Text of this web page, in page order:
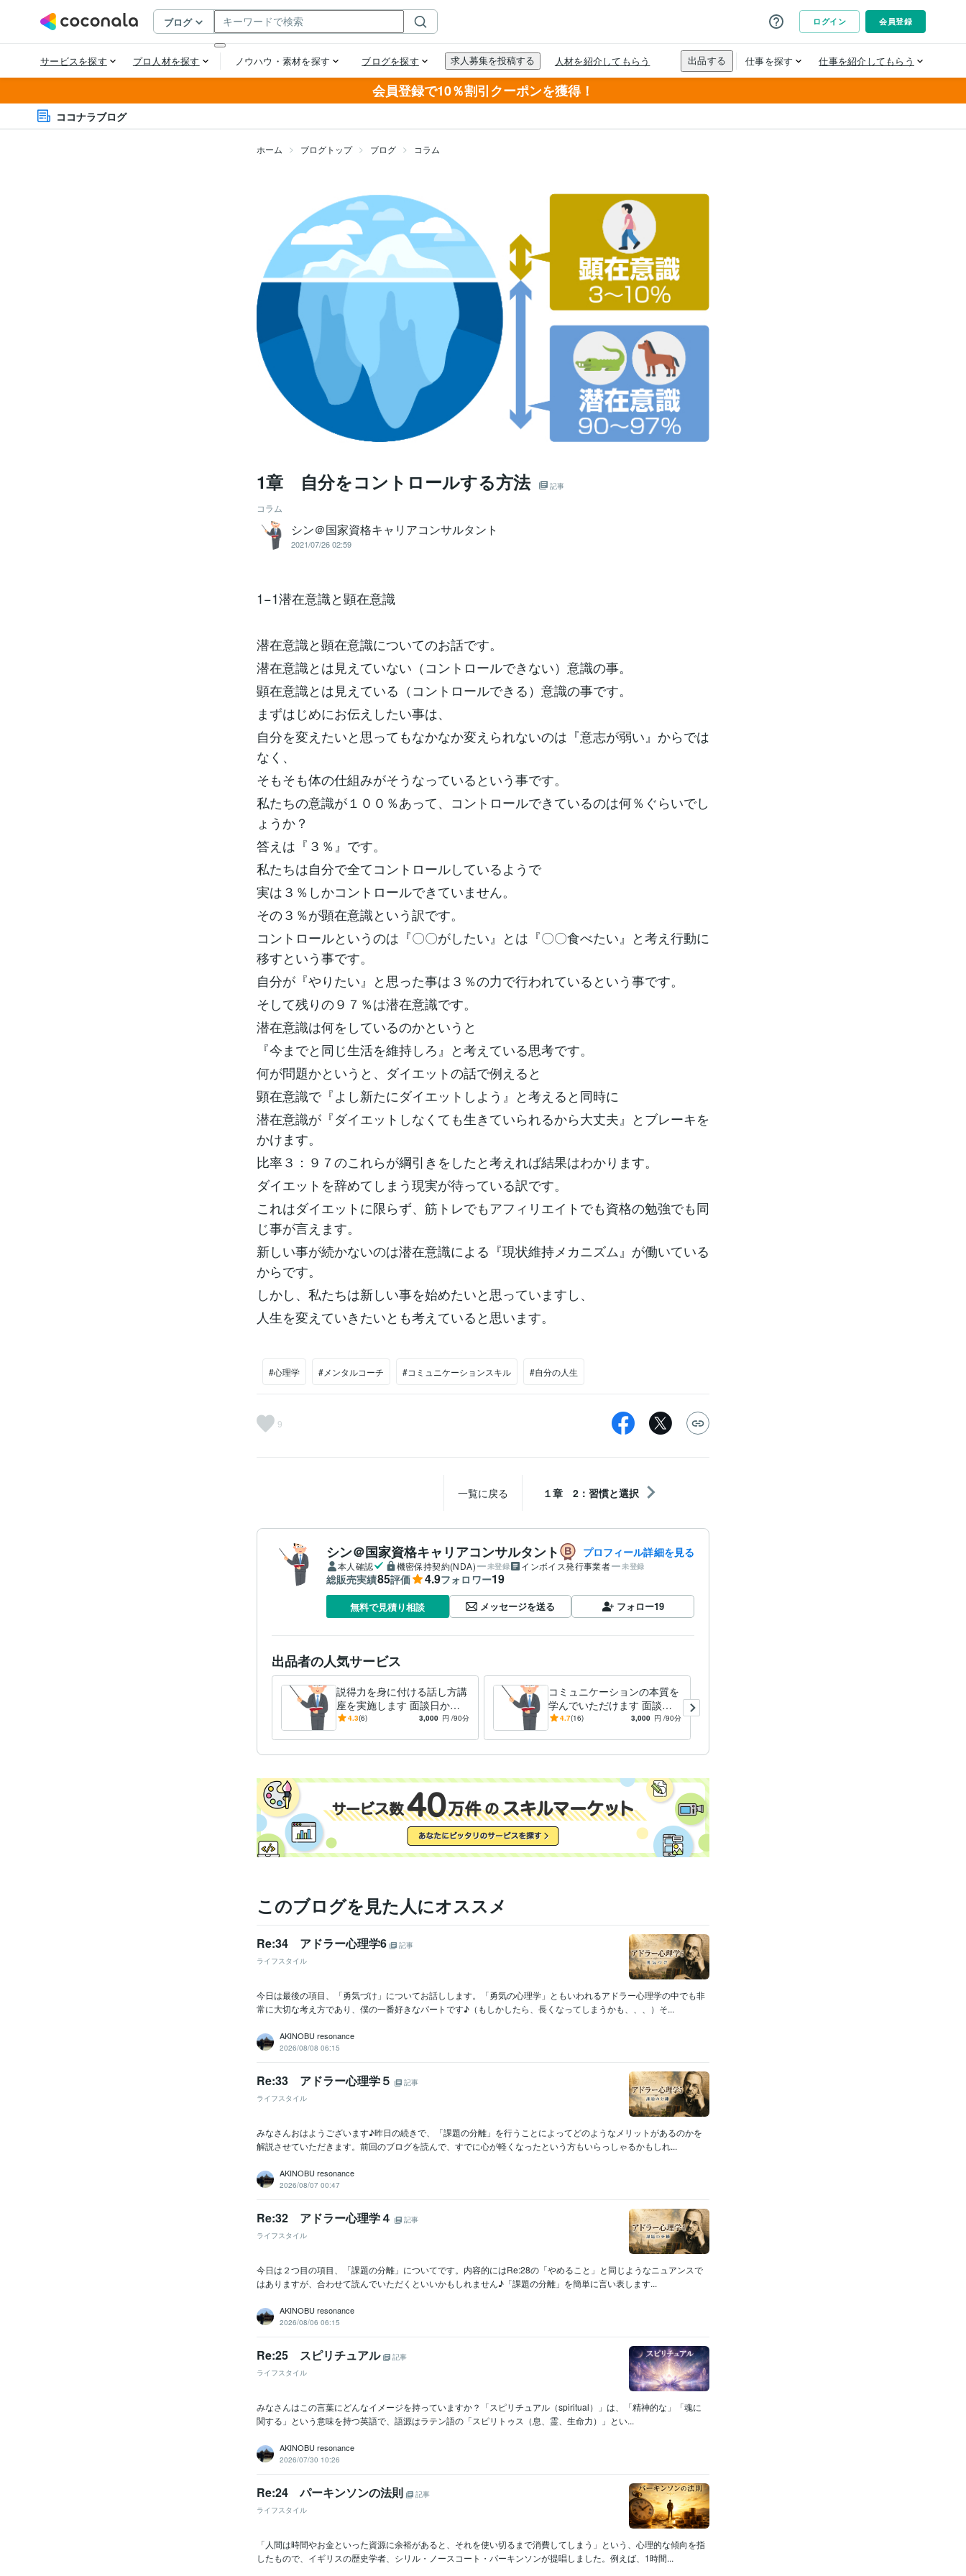
会員登録で10％割引クーポンを獲得！
ココナラブログ
ホーム ブログトップ ブログ コラム
1章 自分をコントロールする方法 記事
コラム
シン＠国家資格キャリアコンサルタント
2021/07/26 02:59
1−1潜在意識と顕在意識
潜在意識と顕在意識についてのお話です。
潜在意識とは見えていない（コントロールできない）意識の事。
顕在意識とは見えている（コントロールできる）意識の事です。
まずはじめにお伝えしたい事は、
自分を変えたいと思ってもなかなか変えられないのは『意志が弱い』からでは
なく、
そもそも体の仕組みがそうなっているという事です。
私たちの意識が１００％あって、コントロールできているのは何％ぐらいでし
ょうか？
答えは『３％』です。
私たちは自分で全てコントロールしているようで
実は３％しかコントロールできていません。
その３％が顕在意識という訳です。
コントロールというのは『〇〇がしたい』とは『〇〇食べたい』と考え行動に
移すという事です。
自分が『やりたい』と思った事は３％の力で行われているという事です。
そして残りの９７％は潜在意識です。
潜在意識は何をしているのかというと
『今までと同じ生活を維持しろ』と考えている思考です。
何が問題かというと、ダイエットの話で例えると
顕在意識で『よし新たにダイエットしよう』と考えると同時に
潜在意識が『ダイエットしなくても生きていられるから大丈夫』とブレーキを
かけます。
比率３：９７のこれらが綱引きをしたと考えれば結果はわかります。
ダイエットを辞めてしまう現実が待っている訳です。
これはダイエットに限らず、筋トレでもアフィリエイトでも資格の勉強でも同
じ事が言えます。
新しい事が続かないのは潜在意識による『現状維持メカニズム』が働いている
からです。
しかし、私たちは新しい事を始めたいと思っていますし、
人生を変えていきたいとも考えていると思います。
#心理学 #メンタルコーチ #コミュニケーションスキル #自分の人生
9
一覧に戻る １章 2：習慣と選択
シン＠国家資格キャリアコンサルタント プロフィール詳細を見る
本人確認 機密保持契約(NDA) 未登録 インボイス発行事業者 未登録
総販売実績85評価 4.9フォロワー19
無料で見積り相談 メッセージを送る フォロー19
出品者の人気サービス
説得力を身に付ける話し方講
座を実施します 面談日から
３カ月間チャットサポート付
4.3(6) 3,000 円 /90分
コミュニケーションの本質を
学んでいただけます 面談後
３カ月間DMサポート付！
4.7(16) 3,000 円 /90分
このブログを見た人にオススメ
Re:34 アドラー心理学6
記事
ライフスタイル
今日は最後の項目、「勇気づけ」についてお話しします。「勇気の心理学」ともいわれるアドラー心理学の中でも非
常に大切な考え方であり、僕の一番好きなパートです♪（もしかしたら、長くなってしまうかも、、、）そ...
AKINOBU resonance
2026/08/08 06:15
Re:33 アドラー心理学５
記事
ライフスタイル
みなさんおはようございます♪昨日の続きで、「課題の分離」を行うことによってどのようなメリットがあるのかを
解説させていただきます。前回のブログを読んで、すでに心が軽くなったという方もいらっしゃるかもしれ...
AKINOBU resonance
2026/08/07 00:47
Re:32 アドラー心理学４
記事
ライフスタイル
今日は２つ目の項目、「課題の分離」についてです。内容的にはRe:28の「やめること」と同じようなニュアンスで
はありますが、合わせて読んでいただくといいかもしれません♪「課題の分離」を簡単に言い表します...
AKINOBU resonance
2026/08/06 06:15
Re:25 スピリチュアル
記事
ライフスタイル
みなさんはこの言葉にどんなイメージを持っていますか？「スピリチュアル（spiritual）」は、「精神的な」「魂に
関する」という意味を持つ英語で、語源はラテン語の「スピリトゥス（息、霊、生命力）」とい...
AKINOBU resonance
2026/07/30 10:26
Re:24 パーキンソンの法則
記事
ライフスタイル
「人間は時間やお金といった資源に余裕があると、それを使い切るまで消費してしまう」という、心理的な傾向を指
したもので、イギリスの歴史学者、シリル・ノースコート・パーキンソンが提唱しました。例えば、1時間...